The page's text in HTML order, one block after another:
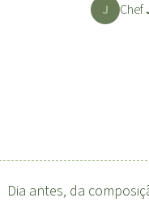
J Chef
Dia antes, da